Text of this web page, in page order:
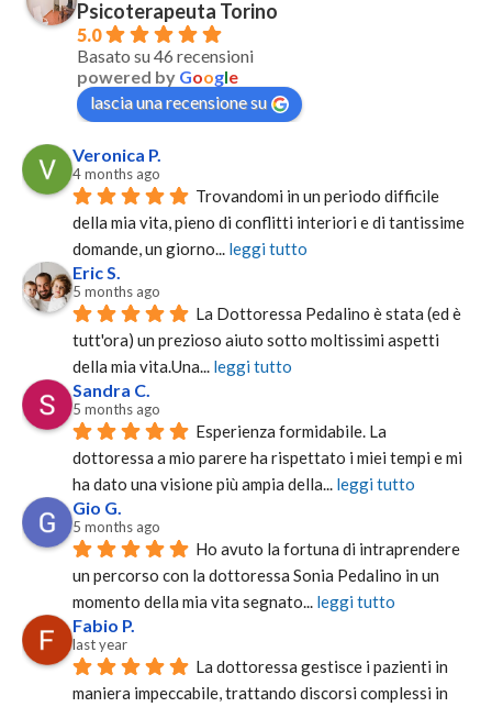
Psicoterapeuta Torino
5.0
Basato su 46 recensioni
powered by Google
lascia una recensione su
Veronica P.
4 months ago
Trovandomi in un periodo difficile
della mia vita, pieno di conflitti interiori e di tantissime
domande, un giorno... leggi tutto
Eric S.
5 months ago
La Dottoressa Pedalino è stata (ed è
tutt'ora) un prezioso aiuto sotto moltissimi aspetti
della mia vita.Una... leggi tutto
Sandra C.
5 months ago
Esperienza formidabile. La
dottoressa a mio parere ha rispettato i miei tempi e mi
ha dato una visione più ampia della... leggi tutto
Gio G.
5 months ago
Ho avuto la fortuna di intraprendere
un percorso con la dottoressa Sonia Pedalino in un
momento della mia vita segnato... leggi tutto
Fabio P.
last year
La dottoressa gestisce i pazienti in
maniera impeccabile, trattando discorsi complessi in